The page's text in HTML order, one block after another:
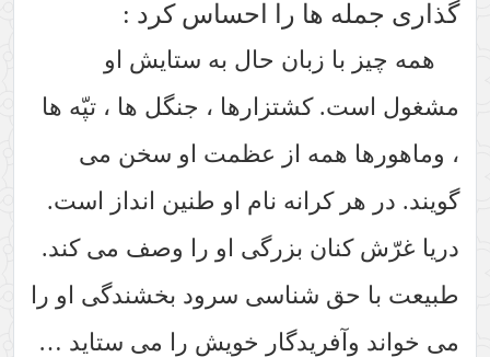
گذاری جمله ها را احساس کرد :
همه چیز با زبان حال به ستایش او
مشغول است. کشتزارها ، جنگل ها ، تپّه ها
، وماهورها همه از عظمت او سخن می
گویند. در هر کرانه نام او طنین انداز است.
دریا غرّش کنان بزرگی او را وصف می کند.
طبیعت با حق شناسی سرود بخشندگی او را
می خواند وآفریدگار خویش را می ستاید …